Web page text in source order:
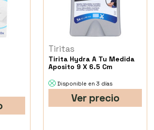
Tiritas
Tirita Hydra A Tu Medida
Aposito 9 X 6.5 Cm
Disponible en 3 días
Ver precio